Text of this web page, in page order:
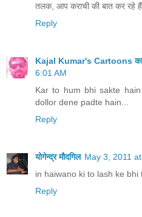
तलक, आप कराची की बात कर रहे हैं,
Reply
Kajal Kumar's Cartoons
6:01 AM
Kar to hum bhi sakte
dollor dene padte hain...
Reply
योगेन्द्र मौदगिल May 3, 2011
in haiwano ki to lash ke bhi
Reply